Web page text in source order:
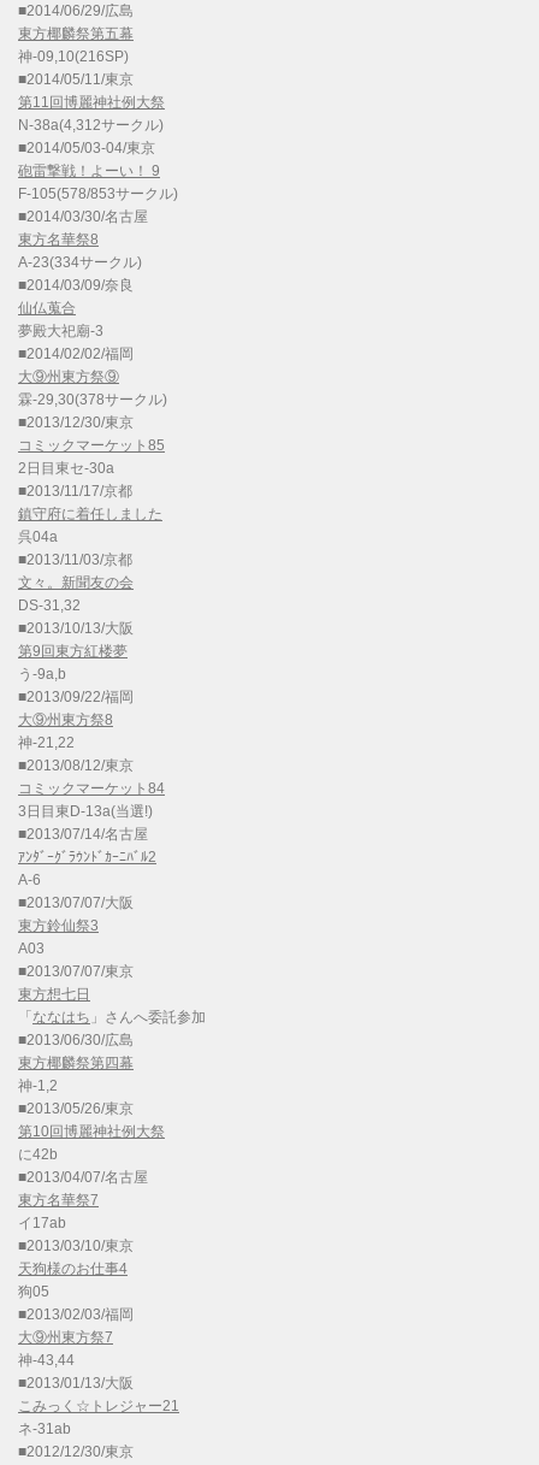
■2014/06/29/広島
東方椰麟祭第五幕
神-09,10(216SP)
■2014/05/11/東京
第11回博麗神社例大祭
N-38a(4,312サークル)
■2014/05/03-04/東京
砲雷撃戦！よーい！ 9
F-105(578/853サークル)
■2014/03/30/名古屋
東方名華祭8
A-23(334サークル)
■2014/03/09/奈良
仙仏蒐合
夢殿大祀廟-3
■2014/02/02/福岡
大⑨州東方祭⑨
霖-29,30(378サークル)
■2013/12/30/東京
コミックマーケット85
2日目東セ-30a
■2013/11/17/京都
鎮守府に着任しました
呉04a
■2013/11/03/京都
文々。新聞友の会
DS-31,32
■2013/10/13/大阪
第9回東方紅楼夢
う-9a,b
■2013/09/22/福岡
大⑨州東方祭8
神-21,22
■2013/08/12/東京
コミックマーケット84
3日目東D-13a(当選!)
■2013/07/14/名古屋
ｱﾝﾀﾞｰｸﾞﾗｳﾝﾄﾞｶｰﾆﾊﾞﾙ2
A-6
■2013/07/07/大阪
東方鈴仙祭3
A03
■2013/07/07/東京
東方想七日
「 ななはち 」さんへ委託参加
■2013/06/30/広島
東方椰麟祭第四幕
神-1,2
■2013/05/26/東京
第10回博麗神社例大祭
に42b
■2013/04/07/名古屋
東方名華祭7
イ17ab
■2013/03/10/東京
天狗様のお仕事4
狗05
■2013/02/03/福岡
大⑨州東方祭7
神-43,44
■2013/01/13/大阪
こみっく☆トレジャー21
ネ-31ab
■2012/12/30/東京